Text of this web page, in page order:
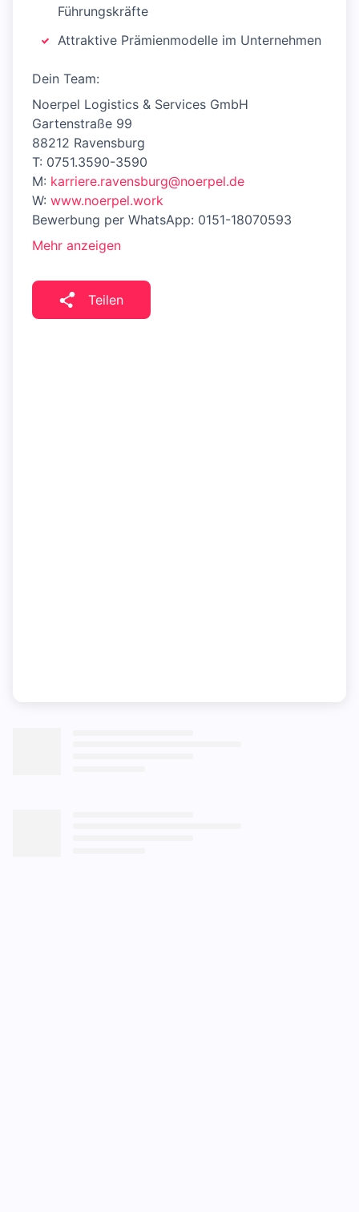
Führungskräfte
Attraktive Prämienmodelle im Unternehmen
Dein Team:
Noerpel Logistics & Services GmbH
Gartenstraße 99
88212 Ravensburg
T: 0751.3590-3590
M: karriere.ravensburg@noerpel.de
W: www.noerpel.work
Bewerbung per WhatsApp: 0151-18070593
Mehr anzeigen
Teilen